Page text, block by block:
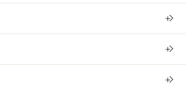
＋
＋
＋